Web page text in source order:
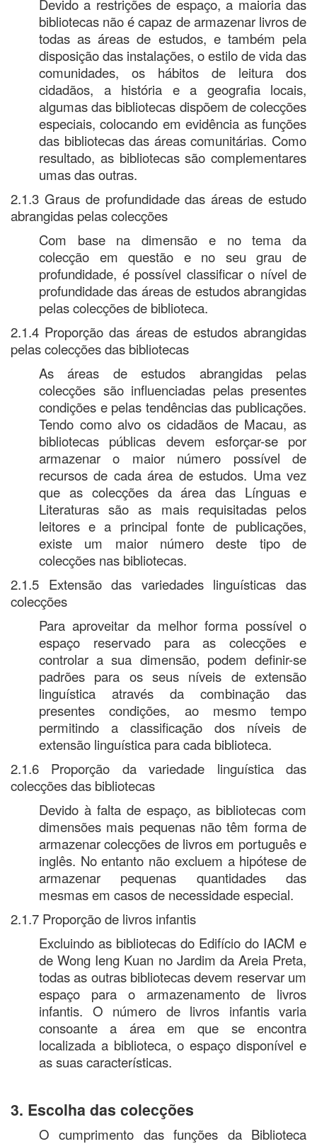
Devido a restrições de espaço, a maioria das
bibliotecas não é capaz de armazenar livros de
todas as áreas de estudos, e também pela
disposição das instalações, o estilo de vida das
comunidades, os hábitos de leitura dos
cidadãos, a história e a geografia locais,
algumas das bibliotecas dispõem de colecções
especiais, colocando em evidência as funções
das bibliotecas das áreas comunitárias. Como
resultado, as bibliotecas são complementares
umas das outras.
2.1.3 Graus de profundidade das áreas de estudo
abrangidas pelas colecções
Com base na dimensão e no tema da
colecção em questão e no seu grau de
profundidade, é possível classificar o nível de
profundidade das áreas de estudos abrangidas
pelas colecções de biblioteca.
2.1.4 Proporção das áreas de estudos abrangidas
pelas colecções das bibliotecas
As áreas de estudos abrangidas pelas
colecções são influenciadas pelas presentes
condições e pelas tendências das publicações.
Tendo como alvo os cidadãos de Macau, as
bibliotecas públicas devem esforçar-se por
armazenar o maior número possível de
recursos de cada área de estudos. Uma vez
que as colecções da área das Línguas e
Literaturas são as mais requisitadas pelos
leitores e a principal fonte de publicações,
existe um maior número deste tipo de
colecções nas bibliotecas.
2.1.5 Extensão das variedades linguísticas das
colecções
Para aproveitar da melhor forma possível o
espaço reservado para as colecções e
controlar a sua dimensão, podem definir-se
padrões para os seus níveis de extensão
linguística através da combinação das
presentes condições, ao mesmo tempo
permitindo a classificação dos níveis de
extensão linguística para cada biblioteca.
2.1.6 Proporção da variedade linguística das
colecções das bibliotecas
Devido à falta de espaço, as bibliotecas com
dimensões mais pequenas não têm forma de
armazenar colecções de livros em português e
inglês. No entanto não excluem a hipótese de
armazenar pequenas quantidades das
mesmas em casos de necessidade especial.
2.1.7 Proporção de livros infantis
Excluindo as bibliotecas do Edifício do IACM e
de Wong Ieng Kuan no Jardim da Areia Preta,
todas as outras bibliotecas devem reservar um
espaço para o armazenamento de livros
infantis. O número de livros infantis varia
consoante a área em que se encontra
localizada a biblioteca, o espaço disponível e
as suas características.
3. Escolha das colecções
O cumprimento das funções da Biblioteca